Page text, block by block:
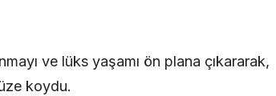
ve lüks yaşamı ön plana çıkararak,
koydu.